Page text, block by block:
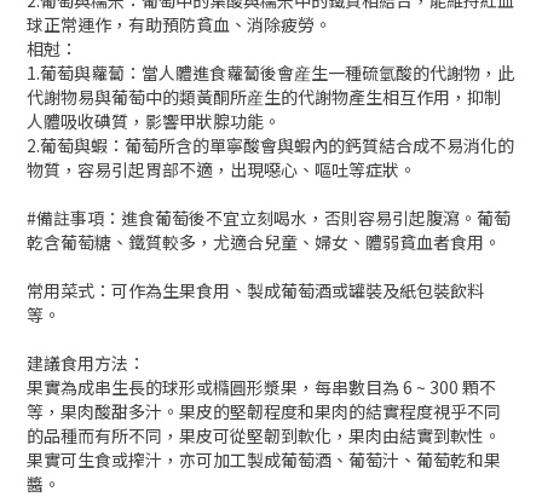
球正常運作，有助預防貧血、消除疲勞。
相尅：
1.葡萄與蘿蔔：當人體進食蘿蔔後會産生一種硫氫酸的代謝物，此
代謝物易與葡萄中的類黃酮所産生的代謝物產生相互作用，抑制
人體吸收碘質，影響甲狀腺功能。
2.葡萄與蝦：葡萄所含的單寧酸會與蝦內的鈣質結合成不易消化的
物質，容易引起胃部不適，出現噁心、嘔吐等症狀。
#備註事項：進食葡萄後不宜立刻喝水，否則容易引起腹瀉。葡萄
乾含葡萄糖、鐵質較多，尤適合兒童、婦女、體弱貧血者食用。
常用菜式：可作為生果食用、製成葡萄酒或罐裝及紙包裝飲料
等。
建議食用方法：
果實為成串生長的球形或橢圓形漿果，每串數目為 6 ~ 300 顆不
等，果肉酸甜多汁。果皮的堅韌程度和果肉的結實程度視乎不同
的品種而有所不同，果皮可從堅韌到軟化，果肉由結實到軟性。
果實可生食或搾汁，亦可加工製成葡萄酒、葡萄汁、葡萄乾和果
醬。